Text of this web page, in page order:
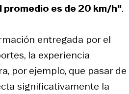
promedio es de 20 km/h".
entregada por el
la experiencia
por ejemplo, que pasar de
significativamente la